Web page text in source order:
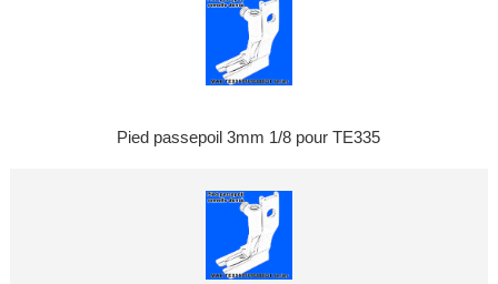
Pied passepoil 3mm 1/8 pour TE335